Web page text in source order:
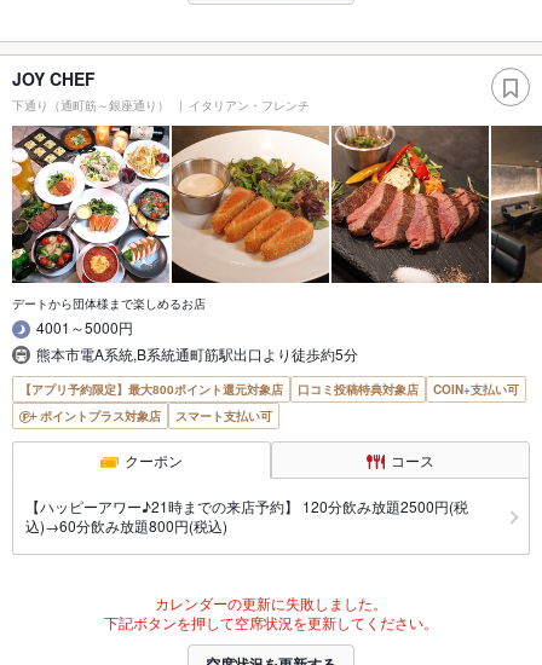
JOY CHEF
下通り（通町筋～銀座通り） イタリアン・フレンチ
デートから団体様まで楽しめるお店
4001～5000円
熊本市電A系統,B系統通町筋駅出口より徒歩約5分
【アプリ予約限定】最大800ポイント還元対象店 口コミ投稿特典対象店
COIN+支払い可
ポイントプラス対象店
スマート支払い可
クーポン コース
【ハッピーアワー♪21時までの来店予約】 120分飲み放題2500円(税
込)→60分飲み放題800円(税込)
カレンダーの更新に失敗しました。
下記ボタンを押して空席状況を更新してください。